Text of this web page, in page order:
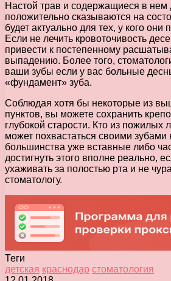
Настой трав и содержащиеся в
положительно сказываются на
будет актуально для тех, у кого они
Если не лечить кровоточивость
привести к постепенному
выпадению. Более того,
ваши зубы если у вас больные
«фундамент» зуба.
Соблюдая хотя бы некоторые из
пунктов, вы можете сохранить
глубокой старости. Кто из
может похвастаться своими
большинства уже вставные либо
достигнуть этого вполне реально,
ухаживать за полостью рта и не
стоматологу.
Теги
детская краснодар стоматология